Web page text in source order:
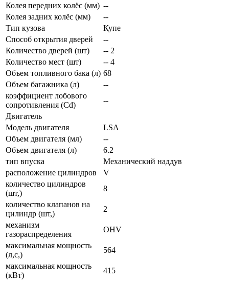
Колея передних колёс (мм) --
Колея задних колёс (мм)
--
Тип кузова
Купе
Способ открытия дверей
--
Количество дверей (шт)
-- 2
Количество мест (шт)
-- 4
Объем топливного бака (л) 68
Объем багажника (л)
--
коэффициент лобового
сопротивления (Cd)
--
Двигатель
Модель двигателя
LSA
Объем двигателя (мл)
--
Объем двигателя (л)
6.2
тип впуска
Механический наддув
расположение цилиндров
V
количество цилиндров
(шт,)
8
количество клапанов на
цилиндр (шт,)
2
механизм
газораспределения
OHV
максимальная мощность
(л,с,)
564
максимальная мощность
(кВт)
415